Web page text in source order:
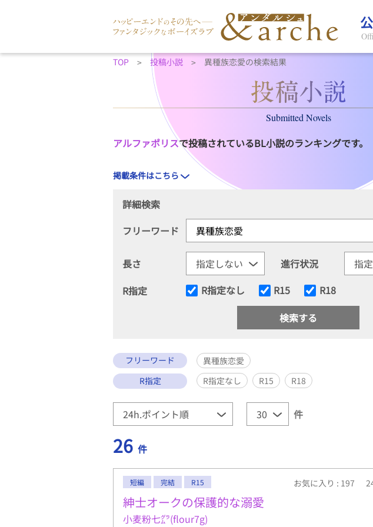
TOP 投稿小説 異種族恋愛の検索結果
Submitted Novels
アルファポリスで投稿されているBL小説のランキングです。
掲載条件はこちら
詳細検索
フリーワード
長さ
進行状況
R指定
R指定なし R15 R18
フリーワード
異種族恋愛
R指定
R指定なし R15 R18
件
26 件
短編 完結 R15 お気に入り : 197
紳士オークの保護的な溺愛
小麦粉七㌘(flour7g)